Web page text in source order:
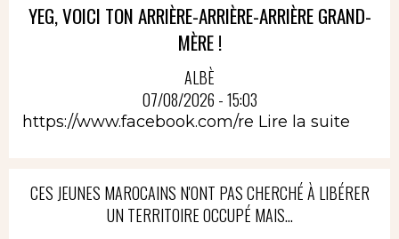
YEG, VOICI TON ARRIÈRE-ARRIÈRE-ARRIÈRE GRAND-
MÈRE !
ALBÈ
07/08/2026 - 15:03
https://www.facebook.com/re Lire la suite
CES JEUNES MAROCAINS N'ONT PAS CHERCHÉ À LIBÉRER
UN TERRITOIRE OCCUPÉ MAIS...